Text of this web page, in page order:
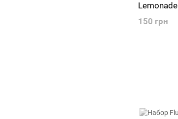
Lemonade
150 грн